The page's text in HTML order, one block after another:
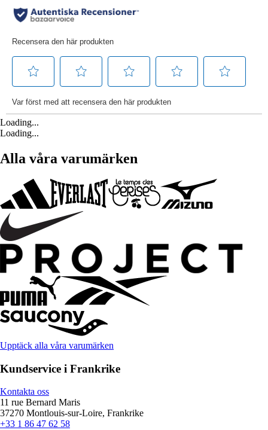
Loading...
Loading...
Alla våra varumärken
Upptäck alla våra varumärken
Kundservice i Frankrike
Kontakta oss
11 rue Bernard Maris
37270 Montlouis-sur-Loire, Frankrike
+33 1 86 47 62 58